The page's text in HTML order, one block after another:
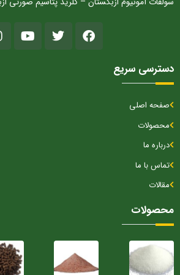
دسترسی سریع
صفحه اصلی
محصولات
درباره ما
تماس با ما
مقالات
محصولات